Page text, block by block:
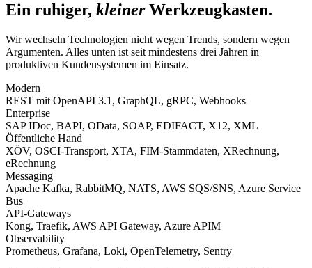
Ein ruhiger, kleinerWerkzeugkasten.
Wir wechseln Technologien nicht wegen Trends, sondern wegen
Argumenten. Alles unten ist seit mindestens drei Jahren in
produktiven Kundensystemen im Einsatz.
Modern
REST mit OpenAPI 3.1, GraphQL, gRPC, Webhooks
Enterprise
SAP IDoc, BAPI, OData, SOAP, EDIFACT, X12, XML
Öffentliche Hand
XÖV, OSCI-Transport, XTA, FIM-Stammdaten, XRechnung,
eRechnung
Messaging
Apache Kafka, RabbitMQ, NATS, AWS SQS/SNS, Azure Service
Bus
API-Gateways
Kong, Traefik, AWS API Gateway, Azure APIM
Observability
Prometheus, Grafana, Loki, OpenTelemetry, Sentry